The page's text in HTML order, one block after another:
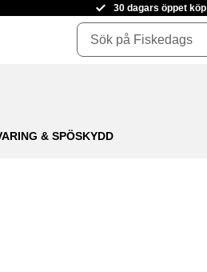
30 dagars öppet köp
& SPÖSKYDD